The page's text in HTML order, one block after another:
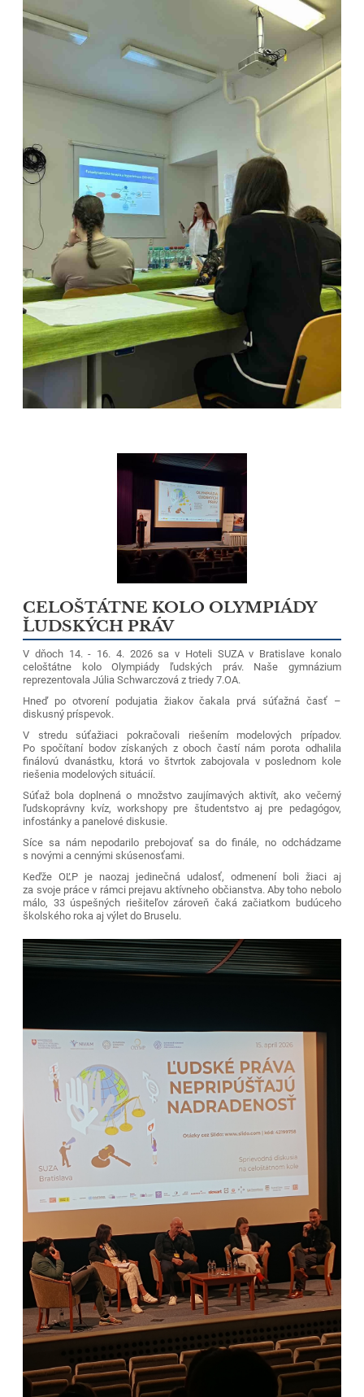
CELOŠTÁTNE KOLO OLYMPIÁDY
ĽUDSKÝCH PRÁV
V dňoch 14. - 16. 4. 2026 sa v Hoteli SUZA v Bratislave konalo
celoštátne kolo Olympiády ľudských práv. Naše gymnázium
reprezentovala Júlia Schwarczová z triedy 7.OA.
Hneď po otvorení podujatia žiakov čakala prvá súťažná časť –
diskusný príspevok.
V stredu súťažiaci pokračovali riešením modelových prípadov.
Po spočítaní bodov získaných z oboch častí nám porota odhalila
finálovú dvanástku, ktorá vo štvrtok zabojovala v poslednom kole
riešenia modelových situácií.
Súťaž bola doplnená o množstvo zaujímavých aktivít, ako večerný
ľudskoprávny kvíz, workshopy pre študentstvo aj pre pedagógov,
infostánky a panelové diskusie.
Síce sa nám nepodarilo prebojovať sa do finále, no odchádzame
s novými a cennými skúsenosťami.
Keďže OĽP je naozaj jedinečná udalosť, odmenení boli žiaci aj
za svoje práce v rámci prejavu aktívneho občianstva. Aby toho nebolo
málo, 33 úspešných riešiteľov zároveň čaká začiatkom budúceho
školského roka aj výlet do Bruselu.